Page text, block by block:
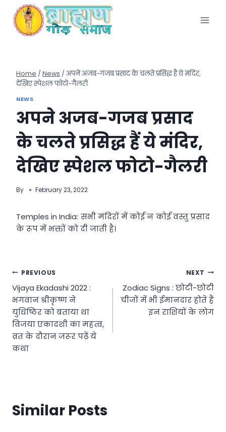
content
Home / News / अपने अजब-गजब प्रसाद के चलते प्रसिद्ध हैं ये मंदिर,
देखिए स्पेशल फोटो-गैलरी
NEWS
अपने अजब-गजब प्रसाद
के चलते प्रसिद्ध हैं ये मंदिर,
देखिए स्पेशल फोटो-गैलरी
By February 23, 2022
Temples in India: सभी मंदिरों में कोई न कोई वस्तु प्रसाद
के रूप में भक्तों को दी जाती है।
Post
navigation
PREVIOUS
Vijaya Ekadashi 2022 :
भगवान श्रीकृष्ण ने
युधिष्ठिर को बताया था
विजया एकादशी का महत्व,
व्रत के दौरान जरूर पढ़ें ये
कथा
NEXT
Zodiac Signs : छोटी-छोटी
चीजों में भी ईमानदार होते हैं
इन राशियों के लोग
Similar Posts